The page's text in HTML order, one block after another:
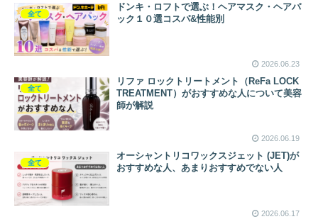
全て
ドンキ・ロフトで選ぶ！ヘアマスク・ヘアパ
ック１０選コスパ&性能別
2026.06.23
全て
リファ ロックトリートメント（ReFa LOCK
TREATMENT）がおすすめな人について美容
師が解説
2026.06.19
全て
オーシャントリコワックスジェット (JET)が
おすすめな人、あまりおすすめでない人
2026.06.17